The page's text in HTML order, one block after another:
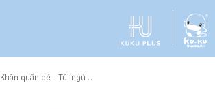
Khăn quấn bé - Túi ngủ